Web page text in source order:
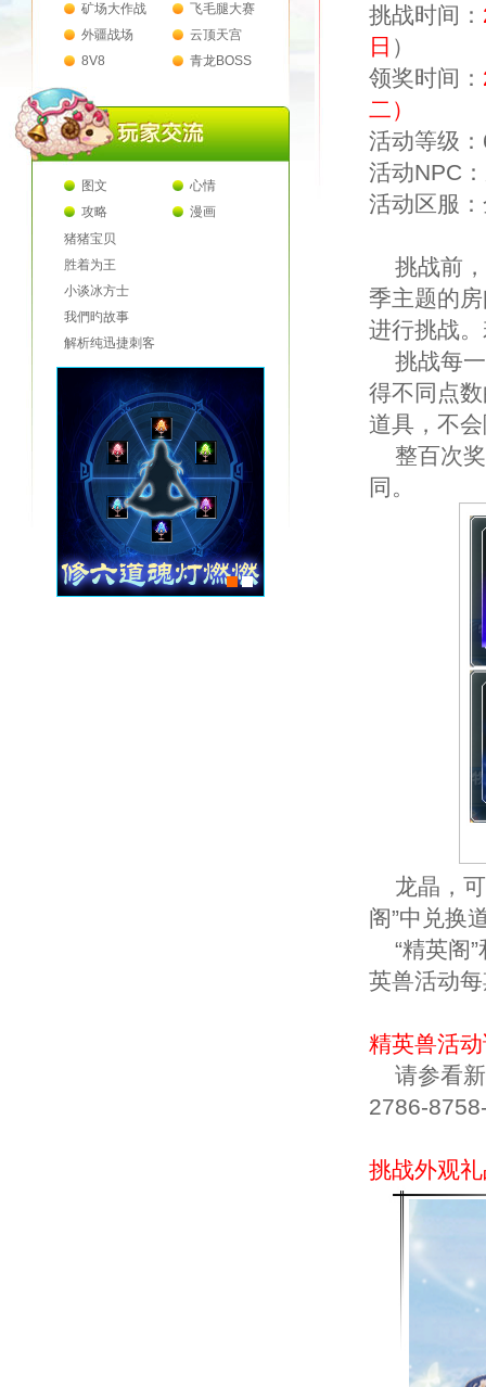
矿场大作战
飞毛腿大赛
外疆战场
云顶天宫
8V8
青龙BOSS
图文
心情
攻略
漫画
猪猪宝贝
胜着为王
小谈冰方士
我們旳故事
解析纯迅捷刺客
挑战时间：
日 ）
领奖时间：
二）
活动等级
活动NPC
活动区服
挑战前，
季主题的
进行挑战
挑战每一
得不同点
道具，不
整百次奖
同。
龙晶，可
阁”中兑换
“精英阁”
英兽活动
精英兽活
请参看新
2786-
挑战外观